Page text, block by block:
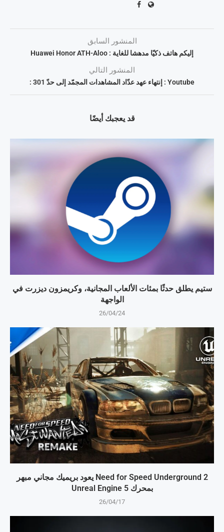
المنشور السابق
إليكم هاتف ذكيّا مدهشا للغاية : Huawei Honor ATH-Aloo
المنشور التالي
Youtube : إنتهاء عهد عدّاد المشاهدات المجمّد إلى حدّ 301 :
قد يعجبك أيضًا
ستيم يطلق حدثًا بمئات الألعاب المجانية، وكريمزون ديزرت في
الواجهة
26/04/24
Need for Speed Underground 2 يعود بريميك مجاني مبهر
بمحرك Unreal Engine 5
26/04/17